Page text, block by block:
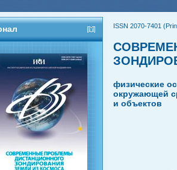
ISSN 2070-7401
физические
окружающей
и объектов